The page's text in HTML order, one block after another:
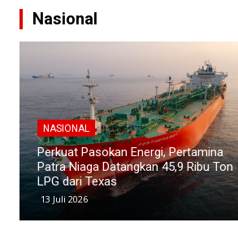
Nasional
NASIONAL
Direktur Pertamina Patra Niaga
Terima Satyalancana Pembangunan
atas Kontribusi di Sektor Energi
9 Mei 2026